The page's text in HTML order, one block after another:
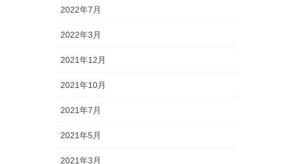
2022年7月
2022年3月
2021年12月
2021年10月
2021年7月
2021年5月
2021年3月